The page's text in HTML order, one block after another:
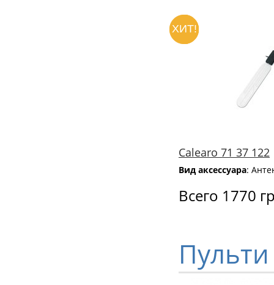
ХИТ!
Calearo 71 37 122
Вид аксессуара:
Всего 1770